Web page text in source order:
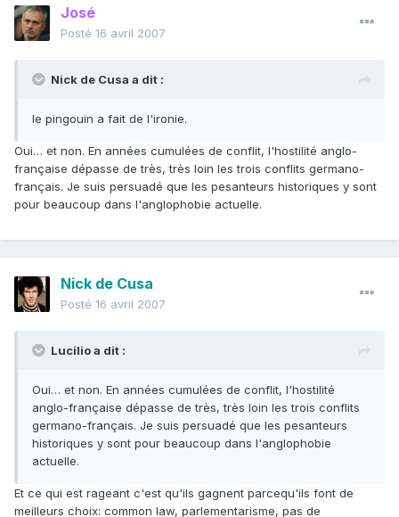
José
Posté 16 avril 2007
Nick de Cusa a dit :
le pingouin a fait de l'ironie.
Oui… et non. En années cumulées de conflit, l'hostilité anglo-
française dépasse de très, très loin les trois conflits germano-
français. Je suis persuadé que les pesanteurs historiques y sont
pour beaucoup dans l'anglophobie actuelle.
Nick de Cusa
Posté 16 avril 2007
Lucilio a dit :
Oui… et non. En années cumulées de conflit, l'hostilité
anglo-française dépasse de très, très loin les trois conflits
germano-français. Je suis persuadé que les pesanteurs
historiques y sont pour beaucoup dans l'anglophobie
actuelle.
Et ce qui est rageant c'est qu'ils gagnent parcequ'ils font de
meilleurs choix: common law, parlementarisme, pas de